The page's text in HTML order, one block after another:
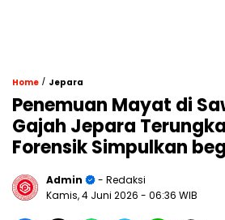
Home / Jepara
Penemuan Mayat di
Gajah Jepara
Forensik Simpulkan
Admin
- Redaksi
Kamis, 4 Juni 2026 - 06:36 WIB